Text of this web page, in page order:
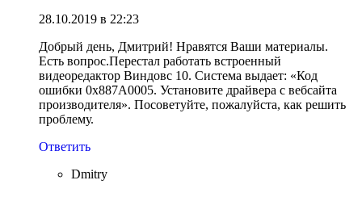
28.10.2019 в 22:23
Добрый день, Дмитрий! Нравятся Ваши материалы.
Есть вопрос.Перестал работать встроенный
видеоредактор Виндовс 10. Система выдает: «Код
ошибки 0х887А0005. Установите драйвера с вебсайта
производителя». Посоветуйте, пожалуйста, как решить
проблему.
Ответить
Dmitry